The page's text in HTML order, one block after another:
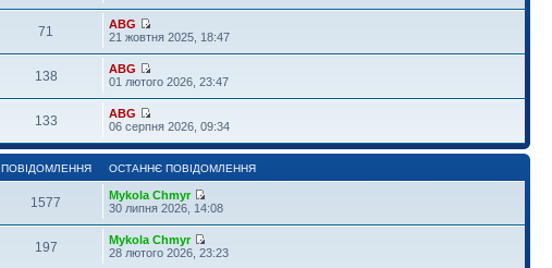
71
ABG
21 жовтня 2025, 18:47
138
ABG
01 лютого 2026, 23:47
133
ABG
06 серпня 2026, 09:34
ПОВІДОМЛЕННЯ ОСТАННЄ ПОВІДОМЛЕННЯ
1577
Mykola Chmyr
30 липня 2026, 14:08
197
Mykola Chmyr
28 лютого 2026, 23:23